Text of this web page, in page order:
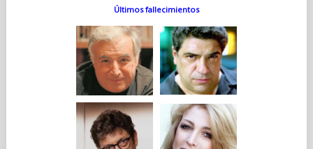
Últimos fallecimientos